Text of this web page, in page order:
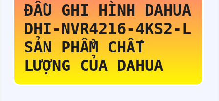
ĐẦU GHI HÌNH DAHUA
DHI-NVR4216-4KS2-L
SẢN PHẨM CHẤT
LƯỢNG CỦA DAHUA